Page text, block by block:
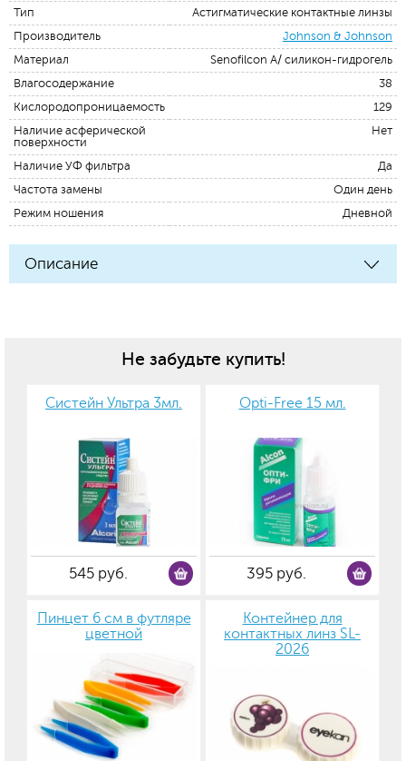
Тип
Астигматические контактные линзы
Производитель
Johnson & Johnson
Материал
Senofilcon A/ силикон-гидрогель
Влагосодержание
38
Кислородопроницаемость
129
Наличие асферической
поверхности
Нет
Наличие УФ фильтра
Да
Частота замены
Один день
Режим ношения
Дневной
Описание
Не забудьте купить!
Систейн Ультра 3мл.
545 руб.
Opti-Free 15 мл.
395 руб.
Пинцет 6 см в футляре
цветной
Контейнер для
контактных линз SL-
2026